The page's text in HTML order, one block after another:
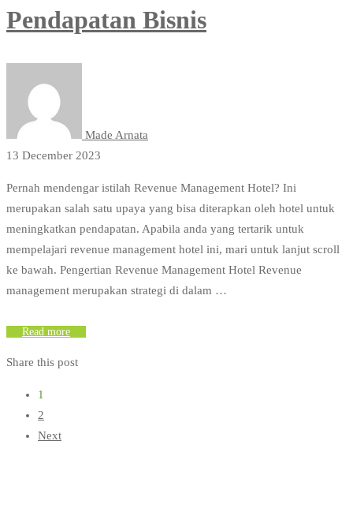
Pendapatan Bisnis
Made Arnata
13 December 2023
Pernah mendengar istilah Revenue Management Hotel? Ini
merupakan salah satu upaya yang bisa diterapkan oleh hotel untuk
meningkatkan pendapatan. Apabila anda yang tertarik untuk
mempelajari revenue management hotel ini, mari untuk lanjut scroll
ke bawah. Pengertian Revenue Management Hotel Revenue
management merupakan strategi di dalam …
Read more
Share this post
1
2
Next